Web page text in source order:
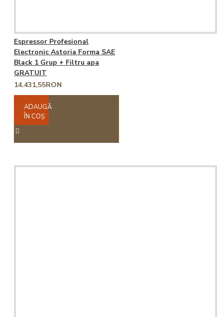
Espressor Profesional
Electronic Astoria Forma SAE
Black 1 Grup + Filtru apa
GRATUIT
14.431,55RON
ADAUGĂ
ÎN COŞ